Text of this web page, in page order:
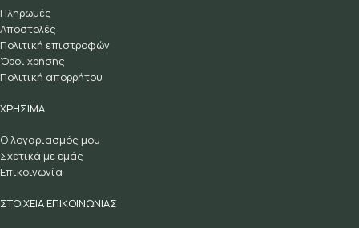
Πληρωμές
Αποστολές
Πολιτική επιστροφών
Όροι χρήσης
Πολιτική απορρήτου
ΧΡΗΣΙΜΑ
Ο λογαριασμός μου
Σχετικά με εμάς
Επικοινωνία
ΣΤΟΙΧΕΙΑ ΕΠΙΚΟΙΝΩΝΙΑΣ